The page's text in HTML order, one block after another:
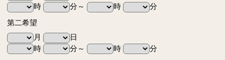
時
分～ 時
分
第二希望
月
日
時
分～ 時 分